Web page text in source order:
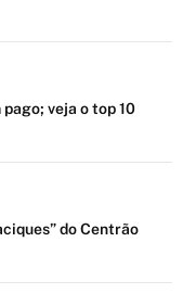
veja o top 10
do Centrão